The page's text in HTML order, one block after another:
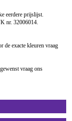
eerdere prijslijst.
32006014.
exacte kleuren vraag
vraag ons